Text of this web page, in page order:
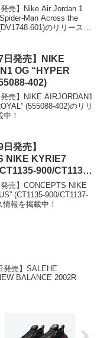
発売】Nike Air Jordan 1
Man Across the
601)のリリース情
日発売】NIKE
OG “HYPER
402)
発売】NIKE AIRJORDAN1
(555088-402)のリリ
！
日発売】
NIKE KYRIE7
900/CT1137-
発売】CONCEPTS NIKE
(CT1135-900/CT1137-
報を掲載中！
発売】SALEHE
BALANCE 2002R